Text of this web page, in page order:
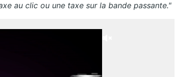
au clic ou une taxe sur la bande passante."